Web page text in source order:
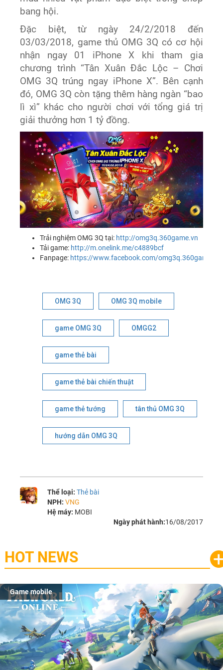
bang hội.
Đặc biệt, từ ngày 24/2/2018 đến
03/03/2018, game thủ OMG 3Q có cơ hội
nhận ngay 01 iPhone X khi tham gia
chương trình “Tân Xuân Đắc Lộc – Chơi
OMG 3Q trúng ngay iPhone X”. Bên cạnh
đó, OMG 3Q còn tặng thêm hàng ngàn “bao
lì xì” khác cho người chơi với tổng giá trị
giải thưởng hơn 1 tỷ đồng.
Trải nghiệm OMG 3Q tại: http://omg3q.360game.vn
Tải game: http://m.onelink.me/c4889bcf
Fanpage: https://www.facebook.com/omg3q.360game.vn
OMG 3Q OMG 3Q mobile
game OMG 3Q OMGG2
game thẻ bài
game thẻ bài chiến thuật
game thẻ tướng tân thủ OMG 3Q
hướng dẫn OMG 3Q
Thể loại:Thẻ bài
NPH:VNG
Hệ máy: MOBI
Ngày phát hành:16/08/2017
HOT NEWS
Game mobile